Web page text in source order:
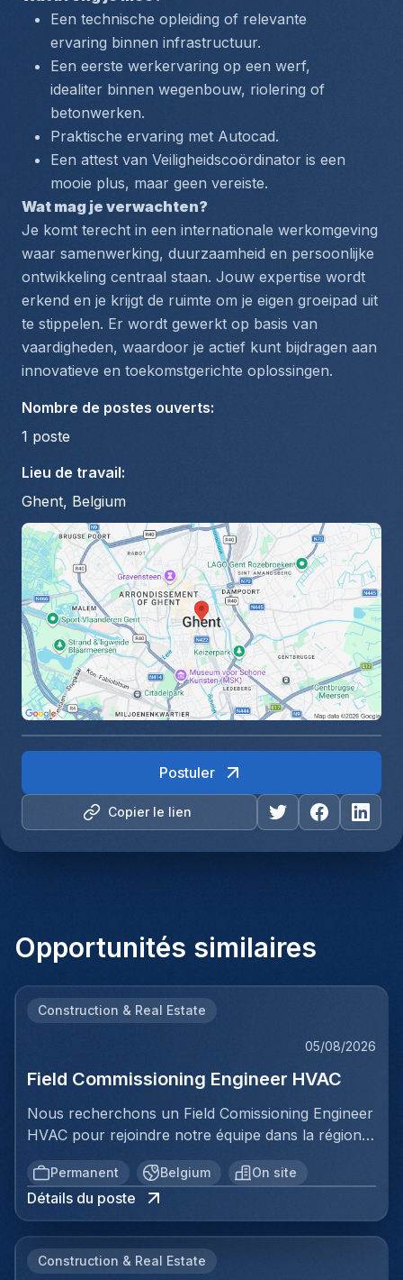
Een technische opleiding of relevante
ervaring binnen infrastructuur.
Een eerste werkervaring op een werf,
idealiter binnen wegenbouw, riolering of
betonwerken.
Praktische ervaring met Autocad.
Een attest van Veiligheidscoördinator is een
mooie plus, maar geen vereiste.
Wat mag je verwachten?
Je komt terecht in een internationale werkomgeving
waar samenwerking, duurzaamheid en persoonlijke
ontwikkeling centraal staan. Jouw expertise wordt
erkend en je krijgt de ruimte om je eigen groeipad uit
te stippelen. Er wordt gewerkt op basis van
vaardigheden, waardoor je actief kunt bijdragen aan
innovatieve en toekomstgerichte oplossingen.
Nombre de postes ouverts:
1 poste
Lieu de travail:
Ghent, Belgium
Copier le lien
Postuler
Opportunités similaires
Construction & Real Estate
05/08/2026
Field Commissioning Engineer HVAC
Nous recherchons un Field Comissioning Engineer
HVAC pour rejoindre notre équipe dans la région
de Bruxelles. Dans ce rôle, vous fournirez une
assistance technique sur site lors de la mise en
service et du démarrage des installations HVAC
pour nos clients. Vous serez responsable de
climatisation sont correctement installés,
Permanent Belgium On site
Détails du poste
Construction & Real Estate